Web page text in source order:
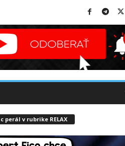
perál v rubrike RELAX